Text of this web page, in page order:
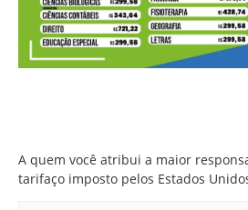
A quem você atribui a maior
tarifaço imposto pelos Estados